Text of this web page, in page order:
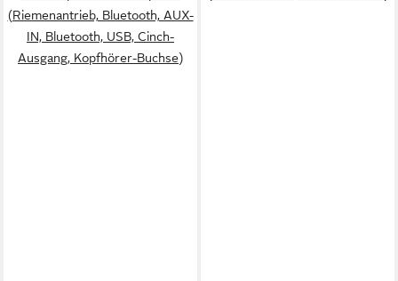
(Riemenantrieb, Bluetooth, AUX-
IN, Bluetooth, USB, Cinch-
Ausgang, Kopfhörer-Buchse)